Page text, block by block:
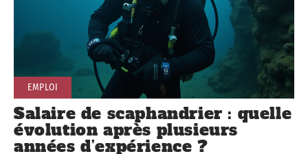
EMPLOI
Salaire de scaphandrier : quelle
évolution après plusieurs
années d’expérience ?